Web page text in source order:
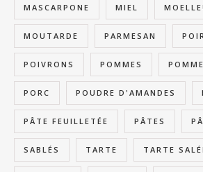
MASCARPONE MIEL
MOUTARDE PARMESAN
POIVRONS POMMES
PORC POUDRE D'AMANDES
PÂTE FEUILLETÉE PÂTES
SABLÉS TARTE TARTE